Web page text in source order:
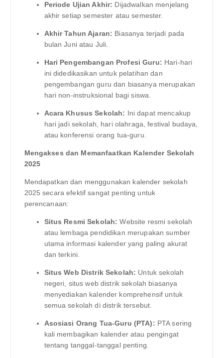
Periode Ujian Akhir: Dijadwalkan menjelang
akhir setiap semester atau semester.
Akhir Tahun Ajaran: Biasanya terjadi pada
bulan Juni atau Juli.
Hari Pengembangan Profesi Guru: Hari-hari
ini didedikasikan untuk pelatihan dan
pengembangan guru dan biasanya merupakan
hari non-instruksional bagi siswa.
Acara Khusus Sekolah: Ini dapat mencakup
hari jadi sekolah, hari olahraga, festival budaya,
atau konferensi orang tua-guru.
Mengakses dan Memanfaatkan Kalender Sekolah
2025
Mendapatkan dan menggunakan kalender sekolah
2025 secara efektif sangat penting untuk
perencanaan:
Situs Resmi Sekolah: Website resmi sekolah
atau lembaga pendidikan merupakan sumber
utama informasi kalender yang paling akurat
dan terkini.
Situs Web Distrik Sekolah: Untuk sekolah
negeri, situs web distrik sekolah biasanya
menyediakan kalender komprehensif untuk
semua sekolah di distrik tersebut.
Asosiasi Orang Tua-Guru (PTA): PTA sering
kali membagikan kalender atau pengingat
tentang tanggal-tanggal penting.